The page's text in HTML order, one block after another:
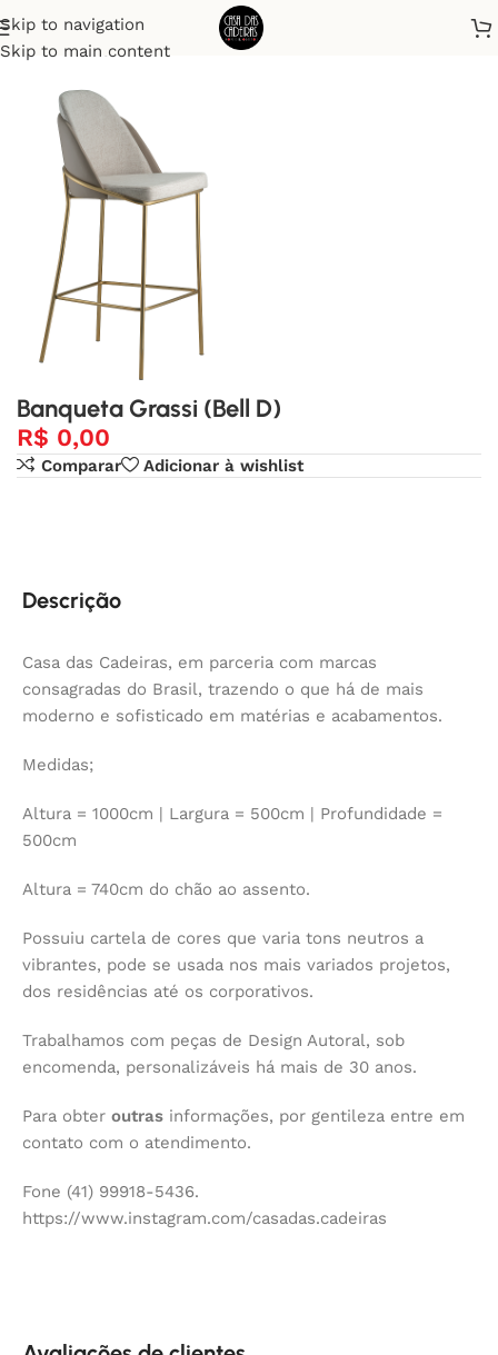
Skip to navigation
Skip to main content
Início Banquetas
Banqueta Grassi (Bell D)
R$ 0,00
Comparar Adicionar à wishlist
Descrição
Casa das Cadeiras, em parceria com marcas
consagradas do Brasil, trazendo o que há de mais
moderno e sofisticado em matérias e acabamentos.
Medidas;
Altura = 1000cm | Largura = 500cm | Profundidade =
500cm
Altura = 740cm do chão ao assento.
Possuiu cartela de cores que varia tons neutros a
vibrantes, pode se usada nos mais variados projetos,
dos residências até os corporativos.
Trabalhamos com peças de Design Autoral, sob
encomenda, personalizáveis há mais de 30 anos.
Para obter outras informações, por gentileza entre em
contato com o atendimento.
Fone (41) 99918-5436.
https://www.instagram.com/casadas.cadeiras